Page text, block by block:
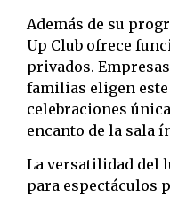
Además de su
Up Club ofrece
privados.
familias eligen
celebraciones
encanto de la sala
La versatilidad del
para espectáculos